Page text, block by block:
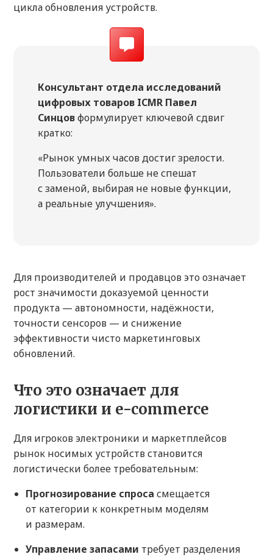
цикла обновления устройств.
Консультант отдела исследований
цифровых товаров ICMR Павел
Синцовформулирует ключевой сдвиг
кратко:
«Рынок умных часов достиг зрелости.
Пользователи больше не спешат
с заменой, выбирая не новые функции,
а реальные улучшения».
Для производителей и продавцов это означает
рост значимости доказуемой ценности
продукта — автономности, надёжности,
точности сенсоров — и снижение
эффективности чисто маркетинговых
обновлений.
Что это означает для
логистики и e-commerce
Для игроков электроники и маркетплейсов
рынок носимых устройств становится
логистически более требовательным:
Прогнозирование спроса смещается
от категории к конкретным моделям
и размерам.
Управление запасами требует разделения